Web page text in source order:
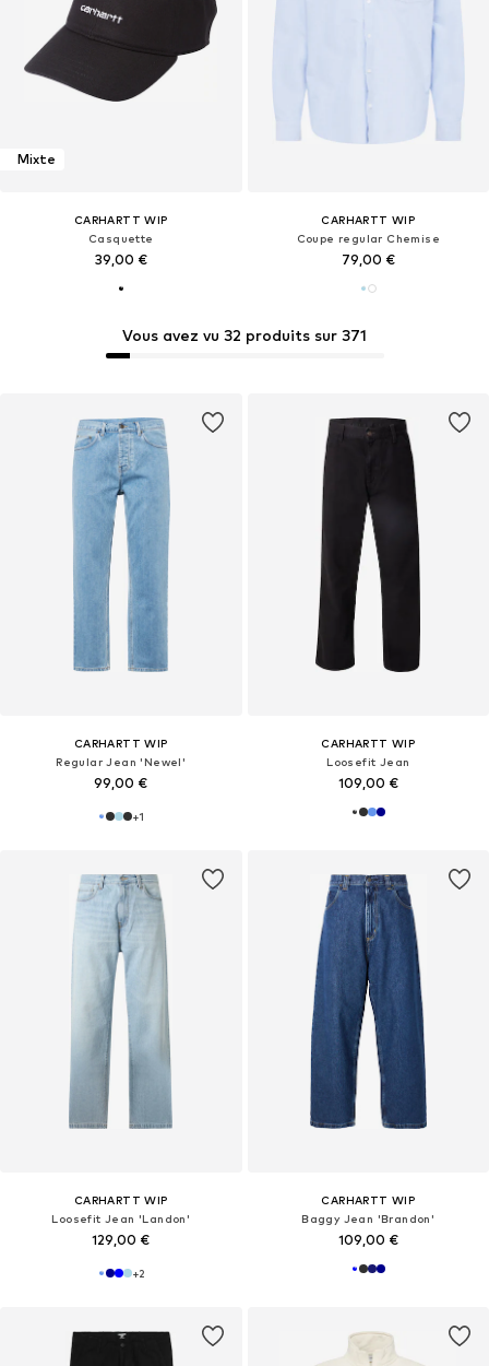
Mixte
CARHARTT WIP
Casquette
39,00 €
CARHARTT WIP
Coupe regular Chemise
79,00 €
CARHARTT WIP
Regular Jean 'Newel'
99,00 €
+1
Vous avez vu 32 produits sur 371
CARHARTT WIP
Loosefit Jean
109,00 €
CARHARTT WIP
Loosefit Jean 'Landon'
129,00 €
+2
CARHARTT WIP
Baggy Jean 'Brandon'
109,00 €